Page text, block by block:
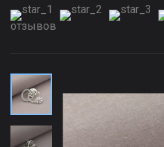
отзывов